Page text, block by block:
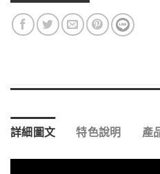
詳細圖文 特色說明 產